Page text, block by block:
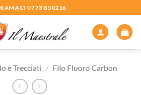
0773 850216
e Trecciati / Filo Fluoro Carbon